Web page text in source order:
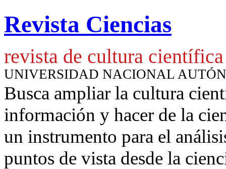
Revista Ciencias
revista de cultura científica
UNIVERSIDAD NACIONAL
Busca ampliar la cultura
información y hacer de la
un instrumento para el
puntos de vista desde la